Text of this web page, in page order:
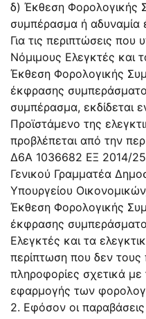
δ) Έκθεση Φορολογικής
συμπέρασμα ή
Για τις περιπτώσεις που
Νόμιμους Ελεγκτές και
Έκθεση Φορολογικής
έκφρασης
συμπέρασμα, εκδίδεται
Προϊστάμενο της
προβλέπεται από την
Δ6Α 1036682 ΕΞ 2014/
Γενικού Γραμματέα
Υπουργείου
Έκθεση Φορολογικής
έκφρασης
Ελεγκτές και τα
περίπτωση που δεν τους
πληροφορίες σχετικά με
εφαρμογής των
2. Εφόσον οι